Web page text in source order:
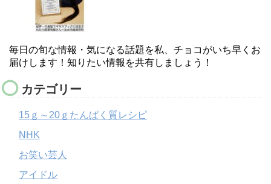
毎日の旬な情報・気になる話題を私、チョコがいち早くお
届けします！知りたい情報を共有しましょう！
カテゴリー
15ｇ～20ｇたんぱく質レシピ
NHK
お笑い芸人
アイドル